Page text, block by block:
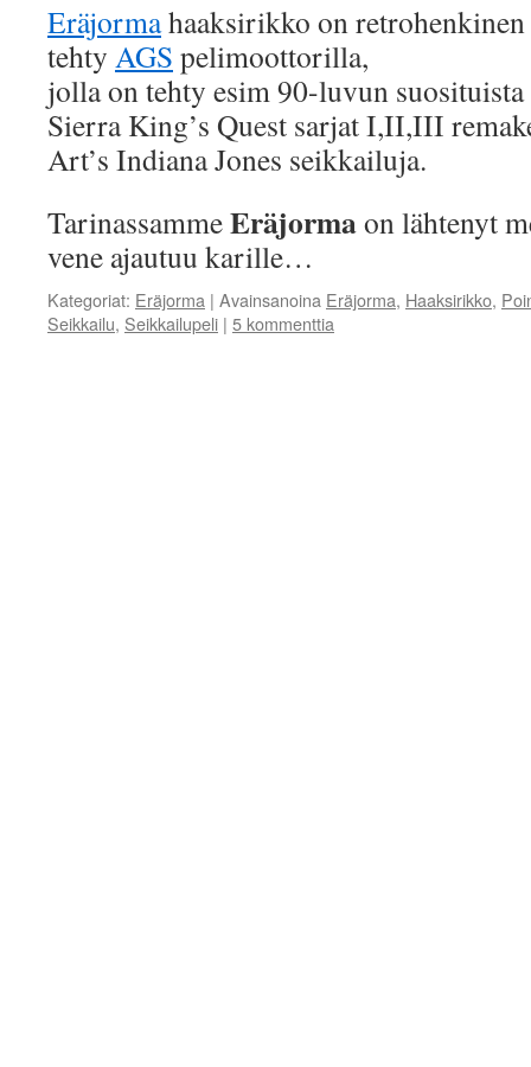
Eräjormahaaksirikko on
tehty AGS pelimoottorilla,
jolla on tehty esim 90-luvun
Sierra King’s Quest sarjat I,II,III
Art’s Indiana Jones seikkailuja.
TarinassammeEräjormaon lähtenyt
vene ajautuu karille…
Kategoriat: Eräjorma | Avainsanoina Eräjorma, Haaksirikko,
Seikkailu, Seikkailupeli | 5 kommenttia